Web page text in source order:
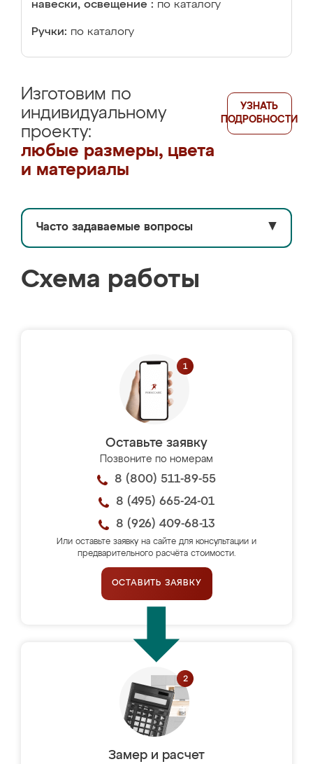
навески, освещение : по каталогу
Ручки: по каталогу
Изготовим по
индивидуальному
проекту:
любые размеры, цвета
и материалы
УЗНАТЬ
ПОДРОБНОСТИ
Часто задаваемые вопросы ▼
Схема работы
Оставьте заявку
Позвоните по номерам
8 (800) 511-89-55
8 (495) 665-24-01
8 (926) 409-68-13
Или оставьте заявку на сайте для консультации и
предварительного расчёта стоимости.
ОСТАВИТЬ ЗАЯВКУ
Замер и расчет